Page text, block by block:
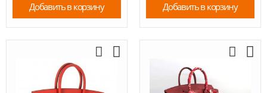
Добавить в корзину Добавить в корзину